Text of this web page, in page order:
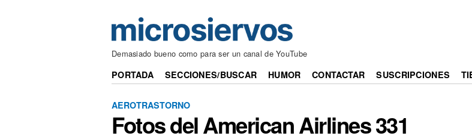
Demasiado bueno como para ser un canal de YouTube
PORTADA SECCIONES/BUSCAR HUMOR CONTACTAR SUSCRIPCIONES
AEROTRASTORNO
Fotos del American Airlines 331